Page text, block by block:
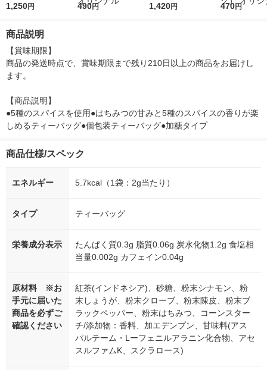
カフェイン＆ローカフ
1,250円
r（ロハコウォータ
490円
レス 500ml 1箱（24
1,420円
ルソフトパッ
470円
商品説明
【賞味期限】
商品の発送時点で、賞味期限まで残り210日以上の商品をお届けし
ます。
【商品説明】
●5種のスパイスを使用●はちみつの甘みと5種のスパイスの香りが楽
しめるティーバッグ●個包装ティーバッグ●加糖タイプ
商品仕様/スペック
エネルギー 5.7kcal（1袋：2g当たり）
タイプ ティーバッグ
栄養成分表示
たんぱく質0.3g 脂質0.06g 炭水化物1.2g 食塩相
当量0.002g カフェイン0.04g
原材料 ※お
手元に届いた
商品を必ずご
確認ください
紅茶(インドネシア)、砂糖、粉末シナモン、粉
末しょうが、粉末クローブ、粉末陳皮、粉末ブ
ラックペッパー、粉末はちみつ、コーンスター
チ/添加物：香料、加エデンプン、甘味料(アス
パルテーム・Lーフェニルアラニン化合物、アセ
スルファムK、スクラロース)